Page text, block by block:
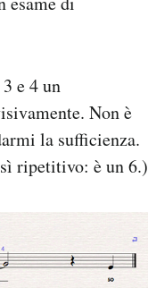
e 4 un
Non è
la sufficienza.
ripetitivo: è un 6.)